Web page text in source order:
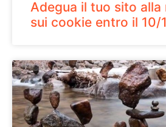
Adegua il tuo sito alla
sui cookie entro il 10/